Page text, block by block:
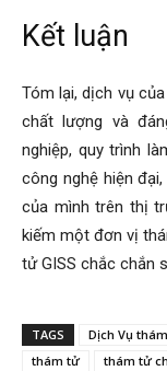
Kết luận
Tóm lại, dịch vụ
chất lượng và
nghiệp, quy trình
công nghệ hiện
của mình trên thị
kiếm một đơn vị
tử GISS chắc chắn
TAGS Dịch Vụ
thám tử
thám tử